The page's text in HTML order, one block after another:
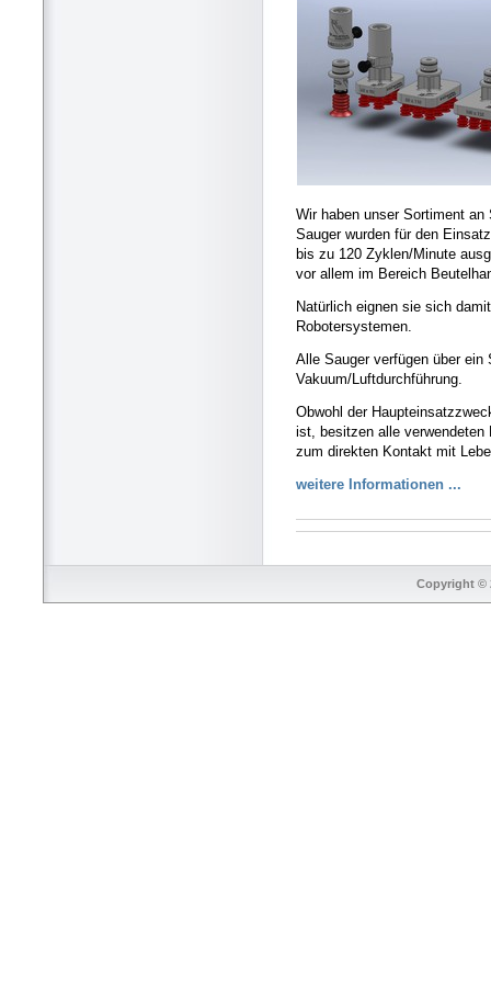
Wir haben unser Sortiment
Sauger wurden für den
bis zu 120 Zyklen/Minute
vor allem im Bereich
Natürlich eignen sie sich
Robotersystemen.
Alle Sauger verfügen über
Vakuum/Luftdurchführung.
Obwohl der
ist, besitzen alle verwendeten
zum direkten Kontakt mit
weitere Informationen ...
Copyright ©